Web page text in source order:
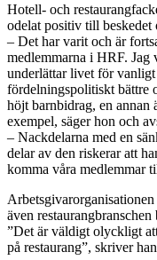
Hotell- och
odelat positiv till beskedet
– Det har varit och är
medlemmarna i HRF. Jag
underlättar livet för
fördelningspolitiskt bättre
höjt barnbidrag, en annan
exempel, säger hon och
– Nackdelarna med en
delar av den riskerar att
komma våra medlemmar
även
”Det är väldigt olyckligt
på restaurang”, skriver